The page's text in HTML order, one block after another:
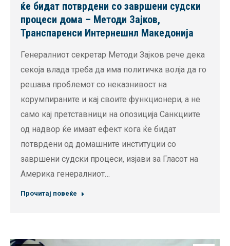
ќе бидат потврдени со завршени судски
процеси дома – Методи Зајков,
Транспаренси Интернешнл Македонија
Генералниот секретар Методи Зајков рече дека
секоја влада треба да има политичка волја да го
решава проблемот со неказнивост на
корумпираните и кај своите функционери, а не
само кај претставници на опозиција Санкциите
од надвор ќе имаат ефект кога ќе бидат
потврдени од домашните институции со
завршени судски процеси, изјави за Гласот на
Америка генералниот…
Прочитај повеќе